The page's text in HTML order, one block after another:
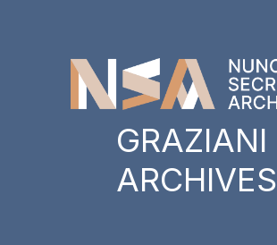
GRAZIANI
ARCHIVES